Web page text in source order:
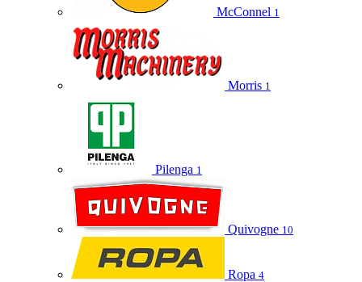
McConnel 1
Morris 1
Pilenga 1
Quivogne 10
Ropa 4